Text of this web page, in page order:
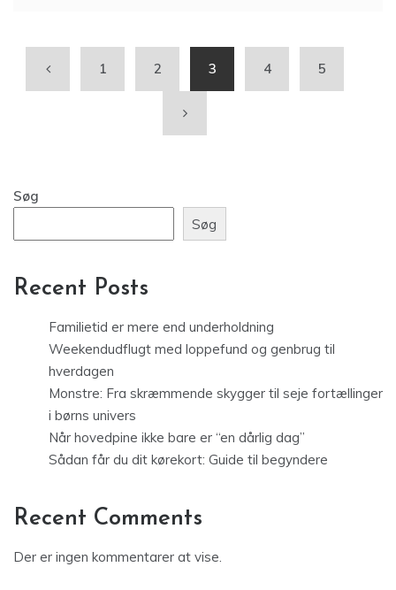
1 2 3 4 5
Søg
Søg
Recent Posts
Familietid er mere end underholdning
Weekendudflugt med loppefund og genbrug til
hverdagen
Monstre: Fra skræmmende skygger til seje fortællinger
i børns univers
Når hovedpine ikke bare er “en dårlig dag”
Sådan får du dit kørekort: Guide til begyndere
Recent Comments
Der er ingen kommentarer at vise.